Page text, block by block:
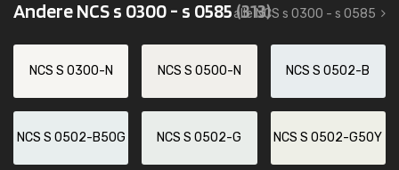
Andere NCS s 0300 - s 0585(313)
alle NCS s 0300 - s 0585
NCS S 0300-N NCS S 0500-N NCS S 0502-B
NCS S 0502-B50G NCS S 0502-G NCS S 0502-G50Y